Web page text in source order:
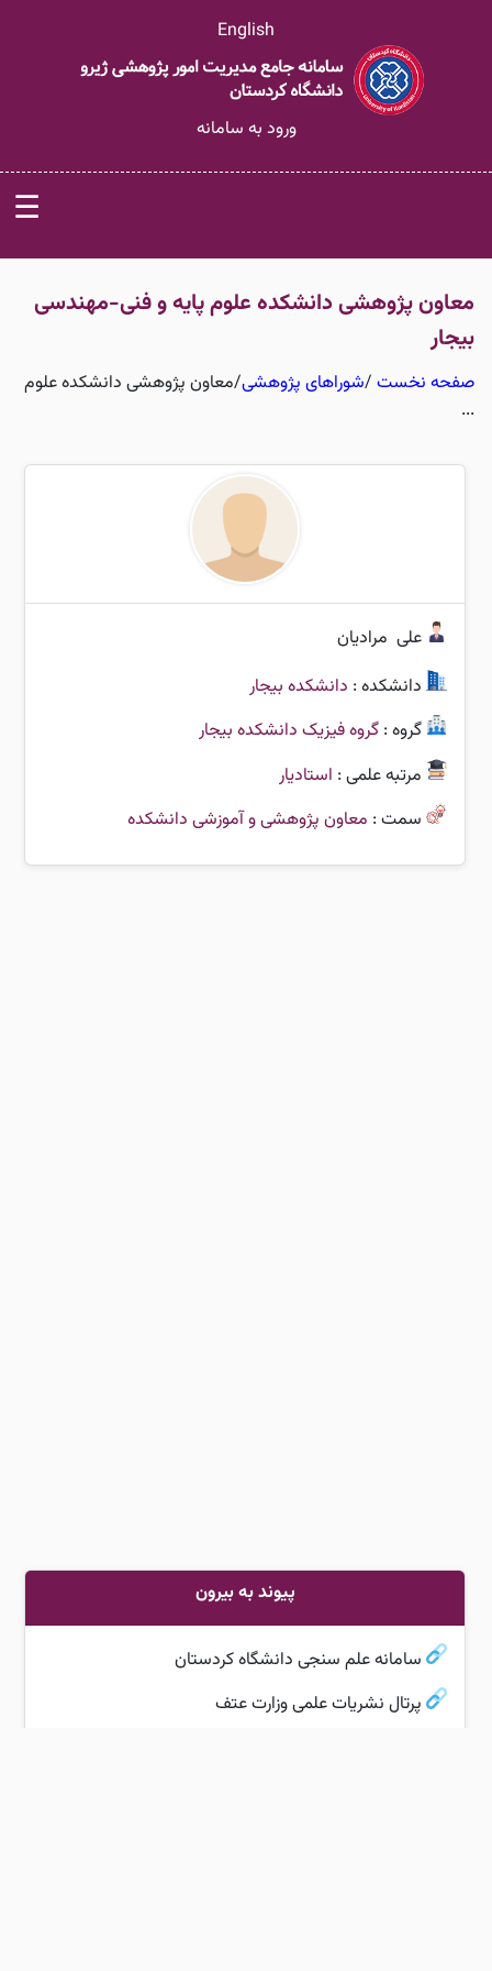
English
ورود به سامانه
☰
معاون پژوهشی دانشکده علوم پایه و فنی-مهندسی
بیجار
صفحه نخست /شوراهای پژوهشی/معاون پژوهشی دانشکده علوم
...
علی مرادیان
دانشکده : دانشکده بیجار
گروه :گروه فیزیک دانشکده بیجار
مرتبه علمی : استادیار
سمت : معاون پژوهشی و آموزشی دانشکده
پیوند به بیرون
سامانه علم سنجی دانشگاه کردستان
پرتال نشریات علمی وزارت عتف